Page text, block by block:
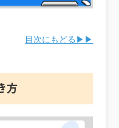
目次にもどる▶▶
方